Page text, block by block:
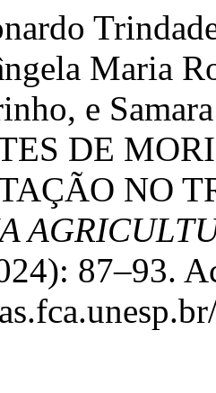
Maria
e
DE
NO
87–93.